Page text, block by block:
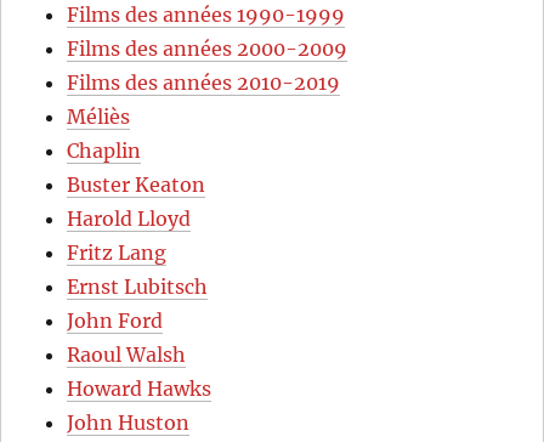
Films des années 1990-1999
Films des années 2000-2009
Films des années 2010-2019
Méliès
Chaplin
Buster Keaton
Harold Lloyd
Fritz Lang
Ernst Lubitsch
John Ford
Raoul Walsh
Howard Hawks
John Huston